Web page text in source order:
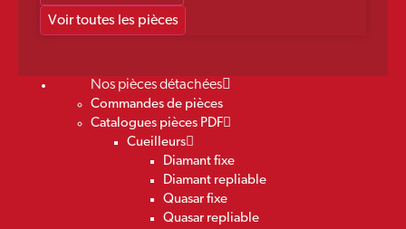
Voir toutes les pièces
Nos pièces détachées
Commandes de pièces
Catalogues pièces PDF
Cueilleurs
Diamant fixe
Diamant repliable
Quasar fixe
Quasar repliable